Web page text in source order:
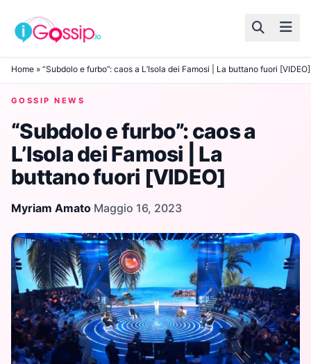
Skip to content
Home » “Subdolo e furbo”: caos a L’Isola dei Famosi | La buttano fuori [VIDEO]
GOSSIP NEWS
“Subdolo e furbo”: caos a
L’Isola dei Famosi | La
buttano fuori [VIDEO]
Myriam Amato·Maggio 16, 2023